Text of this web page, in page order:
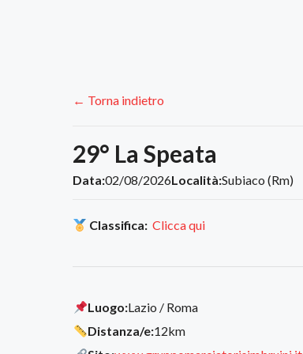
← Torna indietro
29° La Speata
Data:02/08/2026Località:Subiaco (Rm)
Classifica: Clicca qui
Luogo:Lazio / Roma
Distanza/e:12km